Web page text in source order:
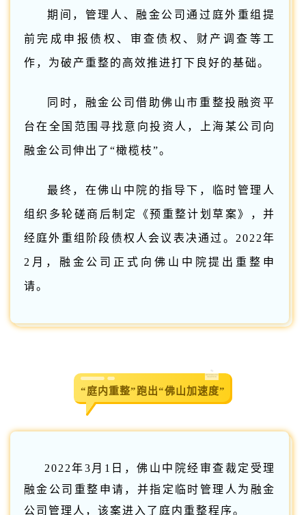
期间，管理人、融金公司通过庭外重组提
前完成申报债权、审查债权、财产调查等工
作，为破产重整的高效推进打下良好的基础。
同时，融金公司借助佛山市重整投融资平
台在全国范围寻找意向投资人，上海某公司向
融金公司伸出了“橄榄枝”。
最终，在佛山中院的指导下，临时管理人
组织多轮磋商后制定《预重整计划草案》，并
经庭外重组阶段债权人会议表决通过。2022年
2月，融金公司正式向佛山中院提出重整申
请。
“庭内重整”跑出“佛山加速度”
2022年3月1日，佛山中院经审查裁定受理
融金公司重整申请，并指定临时管理人为融金
公司管理人，该案进入了庭内重整程序。